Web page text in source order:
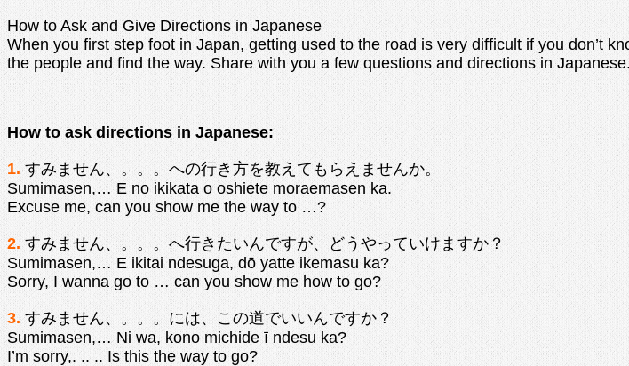
How to Ask and Give Directions in Japanese
When you first step foot in Japan, getting used to the road is very difficult if you don’t
the people and find the way. Share with you a few questions and directions in Japanese.
How to ask directions in Japanese:
1.すみません、。。。への行き方を教えてもらえませんか。
Sumimasen,… E no ikikata o oshiete moraemasen ka.
Excuse me, can you show me the way to …?
2.すみません、。。。へ行きたいんですが、どうやっていけますか？
Sumimasen,… E ikitai ndesuga, dō yatte ikemasu ka?
Sorry, I wanna go to … can you show me how to go?
3. すみません、。。。には、この道でいいんですか？
Sumimasen,… Ni wa, kono michide ī ndesu ka?
I’m sorry,. .. .. Is this the way to go?